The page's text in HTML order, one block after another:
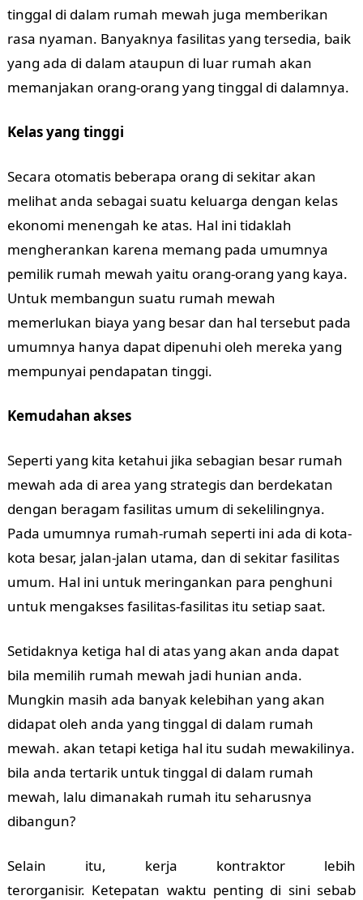
tinggal di dalam rumah mewah juga memberikan
rasa nyaman. Banyaknya fasilitas yang tersedia, baik
yang ada di dalam ataupun di luar rumah akan
memanjakan orang-orang yang tinggal di dalamnya.
Kelas yang tinggi
Secara otomatis beberapa orang di sekitar akan
melihat anda sebagai suatu keluarga dengan kelas
ekonomi menengah ke atas. Hal ini tidaklah
mengherankan karena memang pada umumnya
pemilik rumah mewah yaitu orang-orang yang kaya.
Untuk membangun suatu rumah mewah
memerlukan biaya yang besar dan hal tersebut pada
umumnya hanya dapat dipenuhi oleh mereka yang
mempunyai pendapatan tinggi.
Kemudahan akses
Seperti yang kita ketahui jika sebagian besar rumah
mewah ada di area yang strategis dan berdekatan
dengan beragam fasilitas umum di sekelilingnya.
Pada umumnya rumah-rumah seperti ini ada di kota-
kota besar, jalan-jalan utama, dan di sekitar fasilitas
umum. Hal ini untuk meringankan para penghuni
untuk mengakses fasilitas-fasilitas itu setiap saat.
Setidaknya ketiga hal di atas yang akan anda dapat
bila memilih rumah mewah jadi hunian anda.
Mungkin masih ada banyak kelebihan yang akan
didapat oleh anda yang tinggal di dalam rumah
mewah. akan tetapi ketiga hal itu sudah mewakilinya.
bila anda tertarik untuk tinggal di dalam rumah
mewah, lalu dimanakah rumah itu seharusnya
dibangun?
Selain itu, kerja kontraktor lebih
terorganisir. Ketepatan waktu penting di sini sebab